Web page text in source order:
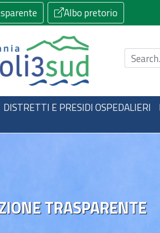
Albo pretorio
Cerca
DISTRETTI E PRESIDI OSPEDALIERI
TRASPARENTE